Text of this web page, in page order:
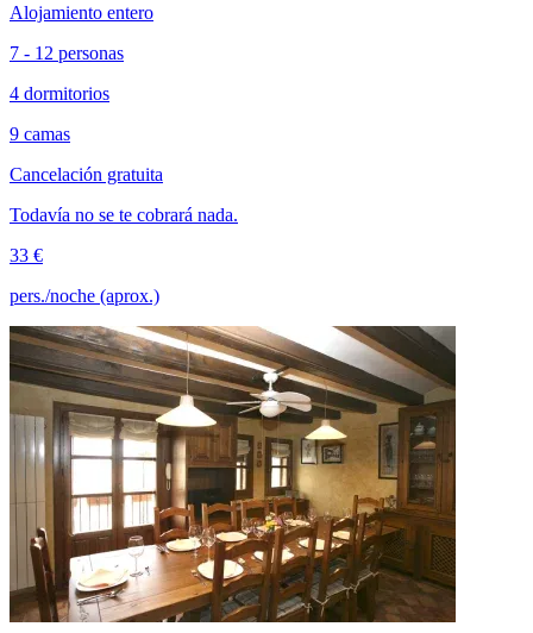
Alojamiento entero
7 - 12 personas
4 dormitorios
9 camas
Cancelación gratuita
Todavía no se te cobrará nada.
33 €
pers./noche (aprox.)